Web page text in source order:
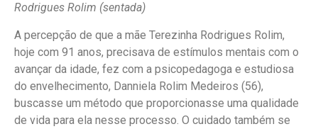
Rodrigues Rolim (sentada)
A percepção de que a mãe Terezinha Rodrigues Rolim,
hoje com 91 anos, precisava de estímulos mentais com o
avançar da idade, fez com a psicopedagoga e estudiosa
do envelhecimento, Danniela Rolim Medeiros (56),
buscasse um método que proporcionasse uma qualidade
de vida para ela nesse processo. O cuidado também se